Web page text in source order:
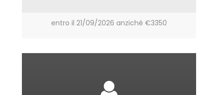
entro il 21/09/2026 anziché €3350